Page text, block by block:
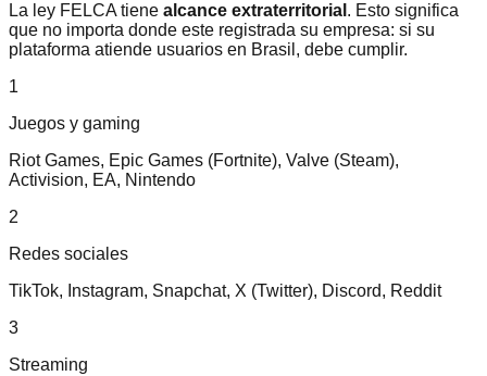
La ley FELCA tiene alcance extraterritorial . Esto significa
que no importa donde este registrada su empresa: si su
plataforma atiende usuarios en Brasil, debe cumplir.
1
Juegos y gaming
Riot Games, Epic Games (Fortnite), Valve (Steam),
Activision, EA, Nintendo
2
Redes sociales
TikTok, Instagram, Snapchat, X (Twitter), Discord, Reddit
3
Streaming